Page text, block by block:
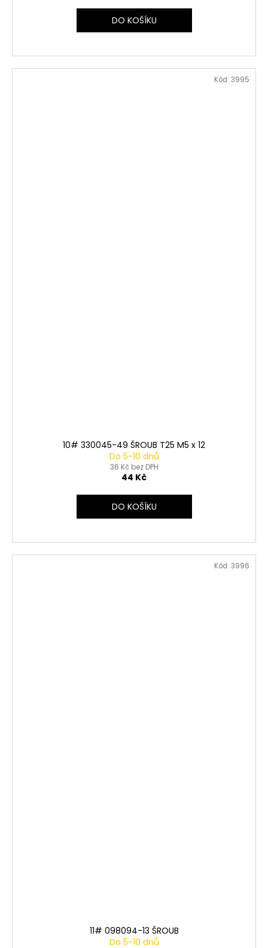
DO KOŠÍKU
10# 330045-49 ŠROUB T25 M5 x 12
Do 5-10 dnů
36 Kč bez DPH
44 Kč
DO KOŠÍKU
Kód: 3995
11# 098094-13 ŠROUB
Do 5-10 dnů
Kód: 3996